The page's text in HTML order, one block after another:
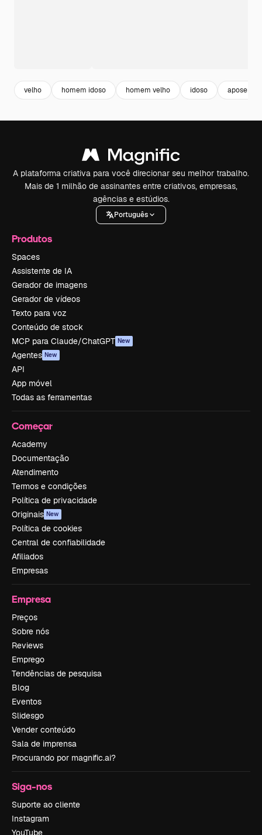
velho homem idoso homem velho idoso
A plataforma criativa para você direcionar seu melhor trabalho.
Mais de 1 milhão de assinantes entre criativos, empresas,
agências e estúdios.
Português
Produtos
Spaces
Assistente de IA
Gerador de imagens
Gerador de vídeos
Texto para voz
Conteúdo de stock
MCP para Claude/ChatGPT New
Agentes New
API
App móvel
Todas as ferramentas
Começar
Academy
Documentação
Atendimento
Termos e condições
Política de privacidade
Originais New
Política de cookies
Central de confiabilidade
Afiliados
Empresas
Empresa
Preços
Sobre nós
Reviews
Emprego
Tendências de pesquisa
Blog
Eventos
Slidesgo
Vender conteúdo
Sala de imprensa
Procurando por magnific.ai?
Siga-nos
Suporte ao cliente
Instagram
YouTube